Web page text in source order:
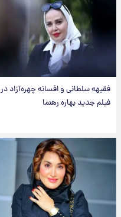
فقیهه سلطانی و افسانه چهره‌آزاد در
فیلم جدید بهاره رهنما